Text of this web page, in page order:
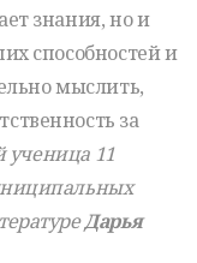
знания, но и
способностей и
мыслить,
за
ученица 11
Дарья